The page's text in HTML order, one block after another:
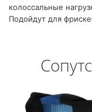
колоссальные
Подойдут для